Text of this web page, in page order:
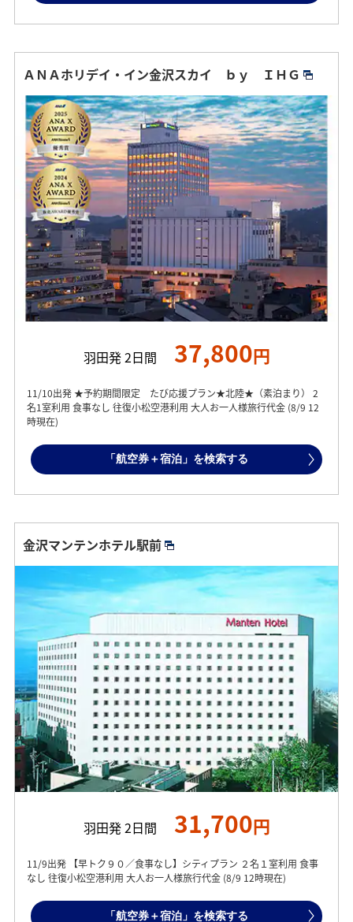
ＡＮＡホリデイ・イン金沢スカイ ｂｙ ＩＨＧ
羽田発 2日間 37,800円
11/10出発 ★予約期間限定 たび応援プラン★北陸★（素泊まり） 2
名1室利用 食事なし 往復小松空港利用 大人お一人様旅行代金 (8/9 12
時現在)
「航空券＋宿泊」を検索する
金沢マンテンホテル駅前
羽田発 2日間 31,700円
11/9出発 【早トク９０／食事なし】シティプラン ２名１室利用 食事
なし 往復小松空港利用 大人お一人様旅行代金 (8/9 12時現在)
「航空券＋宿泊」を検索する